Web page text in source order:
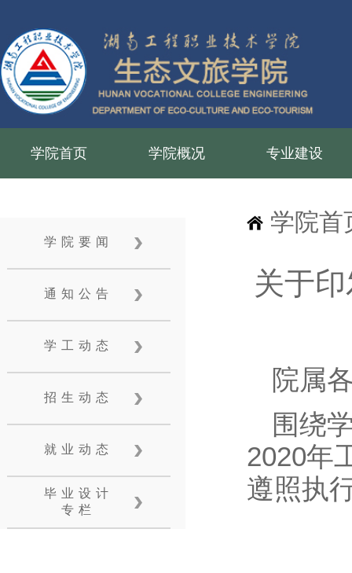
学院首页 学院概况 专业建设
学院要闻
通知公告
学工动态
招生动态
就业动态
毕业设计
专栏
学院首
关于
院属
围绕
2020年
遵照执